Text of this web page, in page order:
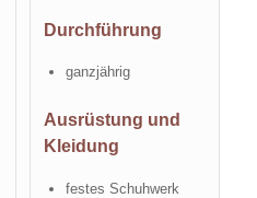
Durchführung
ganzjährig
Ausrüstung und
Kleidung
festes Schuhwerk